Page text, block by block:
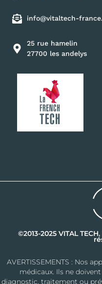
info@vitaltech-
25 rue hamelin
27700 les andelys
©2013-2025 VITAL
AVERTISSEMENTS : Nos
médicaux. Ils ne
diagnostic, traitement ou